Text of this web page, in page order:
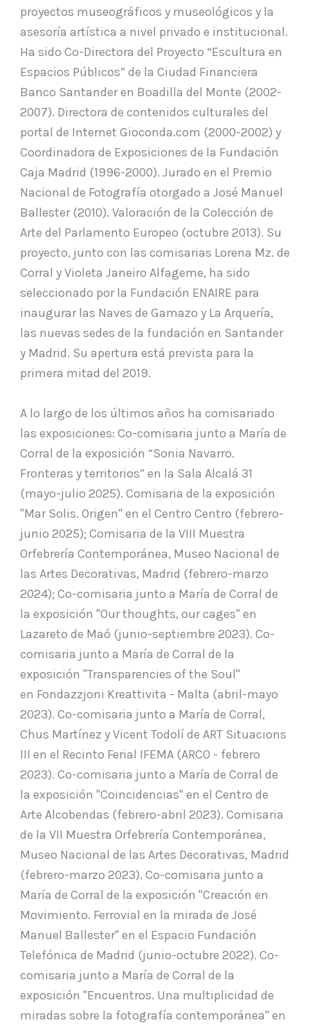
proyectos museográficos y museológicos y la
asesoría artística a nivel privado e institucional.
Ha sido Co-Directora del Proyecto “Escultura en
Espacios Públicos” de la Ciudad Financiera
Banco Santander en Boadilla del Monte (2002-
2007). Directora de contenidos culturales del
portal de Internet Gioconda.com (2000-2002) y
Coordinadora de Exposiciones de la Fundación
Caja Madrid (1996-2000). Jurado en el Premio
Nacional de Fotografía otorgado a José Manuel
Ballester (2010). Valoración de la Colección de
Arte del Parlamento Europeo (octubre 2013). Su
proyecto, junto con las comisarias Lorena Mz. de
Corral y Violeta Janeiro Alfageme, ha sido
seleccionado por la Fundación ENAIRE para
inaugurar las Naves de Gamazo y La Arquería,
las nuevas sedes de la fundación en Santander
y Madrid. Su apertura está prevista para la
primera mitad del 2019.
A lo largo de los últimos años ha comisariado
las exposiciones: Co-comisaria junto a María de
Corral de la exposición “Sonia Navarro.
Fronteras y territorios” en la Sala Alcalá 31
(mayo-julio 2025). Comisaria de la exposición
"Mar Solis. Origen" en el Centro Centro (febrero-
junio 2025); Comisaria de la VIII Muestra
Orfebrería Contemporánea, Museo Nacional de
las Artes Decorativas, Madrid (febrero-marzo
2024); Co-comisaria junto a María de Corral de
la exposición "Our thoughts, our cages" en
Lazareto de Maó (junio-septiembre 2023). Co-
comisaria junto a María de Corral de la
exposición "Transparencies of the Soul"
en Fondazzjoni Kreattivita - Malta (abril-mayo
2023). Co-comisaria junto a María de Corral,
Chus Martínez y Vicent Todolí de ART Situacions
III en el Recinto Ferial IFEMA (ARCO - febrero
2023). Co-comisaria junto a María de Corral de
la exposición "Coincidencias" en el Centro de
Arte Alcobendas (febrero-abril 2023). Comisaria
de la VII Muestra Orfebrería Contemporánea,
Museo Nacional de las Artes Decorativas, Madrid
(febrero-marzo 2023). Co-comisaria junto a
María de Corral de la exposición "Creación en
Movimiento. Ferrovial en la mirada de José
Manuel Ballester" en el Espacio Fundación
Telefónica de Madrid (junio-octubre 2022). Co-
comisaria junto a María de Corral de la
exposición "Encuentros. Una multiplicidad de
miradas sobre la fotografía contemporánea" en